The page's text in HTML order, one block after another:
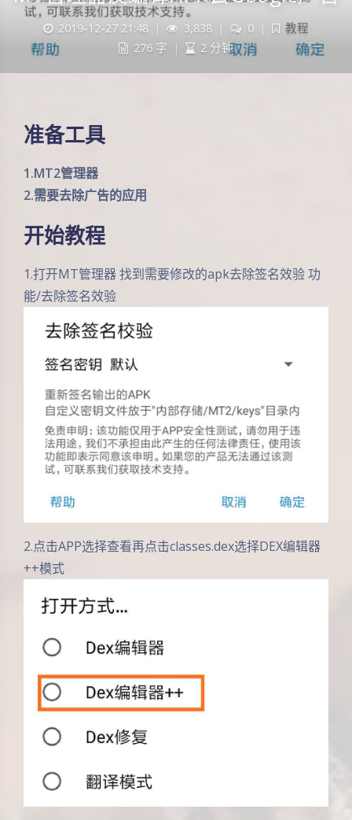
2019-12-27 21:48 | 3,838 | 0 |
教程
276 字
| 2 分钟
准备工具
1.MT2管理器
2.需要去除广告的应用
开始教程
1.打开MT管理器 找到需要修改的apk去除签名效验 功
能/去除签名效验
2.点击APP选择查看再点击classes.dex选择DEX编辑器
++模式